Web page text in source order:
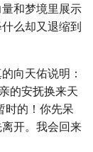
和梦境里展示
么却又退缩到
向天佑说明：
的安抚换来天
时的！你先呆
开。我会回来